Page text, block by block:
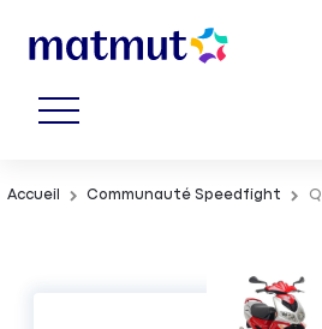
Accueil Communauté Speedfight